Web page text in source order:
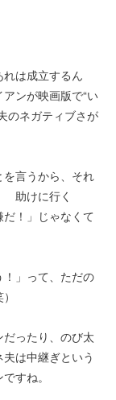
は成立するん
ンが映画版で“い
のネガティブさが
言うから、それ
助けに行く
！」じゃなくて
」って、ただの
ったり、のび太
は中継ぎという
すね。